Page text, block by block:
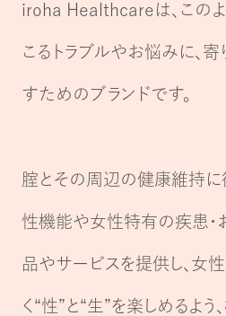
iroha Healthcareは、この
こるトラブルやお悩みに、 寄
すためのブランドです。
腟とその周辺の健康維持に
性機能や女性特有の疾患・
品やサービスを提供し、 女
く“性”と“生”を楽しめるよう